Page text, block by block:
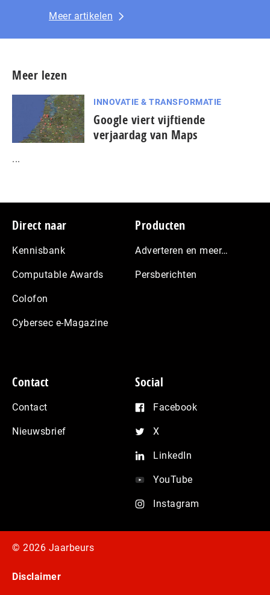
Meer artikelen
Meer lezen
INNOVATIE & TRANSFORMATIE
Google viert vijftiende
verjaardag van Maps
...
Footer
Direct naar
Kennisbank
Computable Awards
Colofon
Cybersec e-Magazine
Producten
Adverteren en meer…
Persberichten
Contact
Contact
Nieuwsbrief
Social
Facebook
X
LinkedIn
YouTube
Instagram
© 2026 Jaarbeurs
Disclaimer